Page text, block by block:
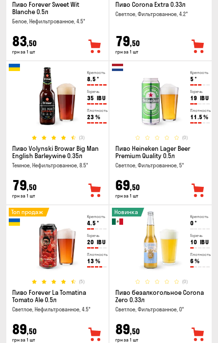
Пиво Forever Sweet Wit
Blanche 0.5л
Белое, Нефильтрованное, 4.5°
83,50
грн за 1 шт
Пиво Corona Extra 0.33л
Светлое, Фильтрованное, 4.2°
79,50
грн за 1 шт
Крепость
8.5 °
Горечь
35 IBU
Плотность
23 %
(3)
Пиво Volynski Browar Big Man
English Barleywine 0.35л
Темное, Нефильтрованное, 8.5°
79,50
грн за 1 шт
Крепость
5 °
Горечь
19 IBU
Плотность
11.5 %
(0)
Пиво Heineken Lager Beer
Premium Quality 0.5л
Светлое, Фильтрованное, 5°
69,50
грн за 1 шт
Крепость
4.5 °
Горечь
20 IBU
Плотность
13 %
(5)
Топ продаж
Пиво Forever La Tomatina
Tomato Ale 0.5л
Светлое, Нефильтрованное, 4.5°
89,50
грн за 1 шт
Крепость
0 °
Горечь
10 IBU
Плотность
6 %
(0)
Новинка
Пиво безалкогольное Corona
Zero 0.33л
Светлое, Фильтрованное, 0°
89,50
грн за 1 шт